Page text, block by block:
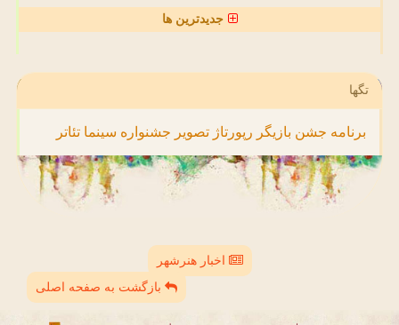
جدیدترین ها
تگها
برنامه جشن بازیگر رپورتاژ تصویر جشنواره سینما تئاتر
اخبار هنرشهر
بازگشت به صفحه اصلی